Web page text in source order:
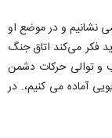
نشانیم و در موضع او
فکر می‌کند اتاق جنگ
و توالی حرکات دشمن
آماده می کنیم،. در